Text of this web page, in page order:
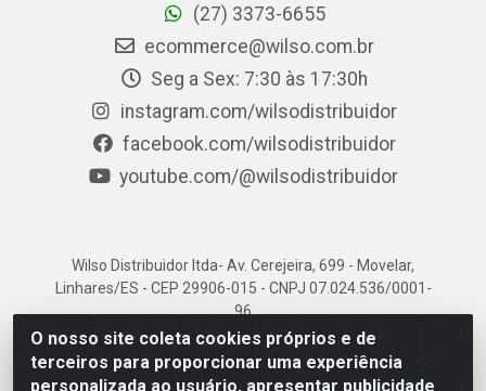
O nosso site coleta cookies próprios e de
terceiros para proporcionar uma experiência
personalizada ao usuário, apresentar publicidade
(27) 3373-6655
ecommerce@wilso.com.br
Seg a Sex: 7:30 às 17:30h
instagram.com/wilsodistribuidor
facebook.com/wilsodistribuidor
youtube.com/@wilsodistribuidor
Wilso Distribuidor ltda- Av. Cerejeira, 699 - Movelar,
Linhares/ES - CEP 29906-015 - CNPJ 07.024.536/0001-
96